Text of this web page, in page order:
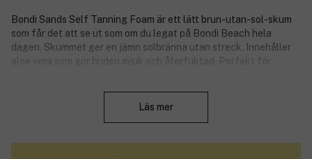
Bondi Sands Self Tanning Foam är ett lätt brun-utan-sol-skum
som får det att se ut som om du legat på Bondi Beach hela
dagen. Skummet ger en jämn solbränna utan streck. Innehåller
aloe vera som gör huden mjuk och återfuktad. Perfekt för
Den unika och tydliga guidefärgen gör det lätt att kontrollera
Läs mer